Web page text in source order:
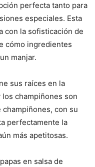
perfecta tanto para
especiales. Esta
con la sofisticación de
cómo ingredientes
manjar.
sus raíces en la
champiñones son
con su
perfectamente la
más apetitosas.
en salsa de